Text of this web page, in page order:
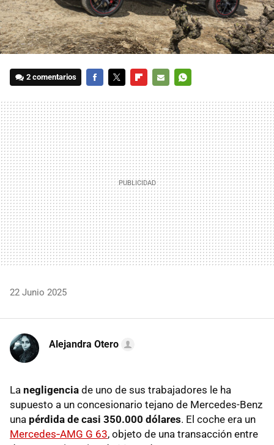
2 comentarios
MAIL
22 Junio 2025
Alejandra Otero
La negligencia de uno de sus trabajadores le ha
supuesto a un concesionario tejano de Mercedes-Benz
una pérdida de casi 350.000 dólares. El coche era un
Mercedes‑AMG G 63, objeto de una transacción entre